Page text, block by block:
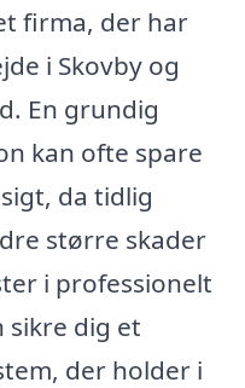
firma, der har
i Skovby og
En grundig
kan ofte spare
da tidlig
større skader
i professionelt
sikre dig et
der holder i